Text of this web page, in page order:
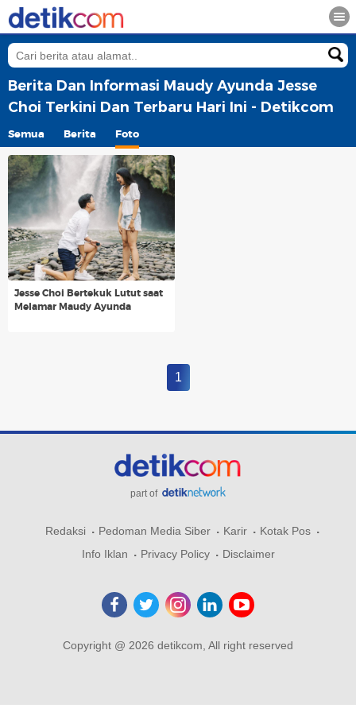
Berita Dan Informasi Maudy Ayunda Jesse
Choi Terkini Dan Terbaru Hari Ini - Detikcom
Semua Berita Foto
Jesse Choi Bertekuk Lutut saat
Melamar Maudy Ayunda
1
part of
Redaksi Pedoman Media Siber Karir
Kotak Pos
Info Iklan
Privacy Policy Disclaimer
Copyright @ 2026 detikcom, All right reserved